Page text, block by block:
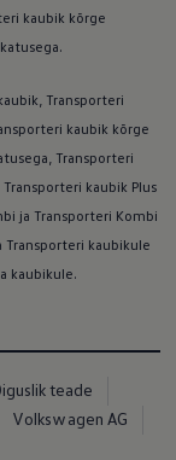
kaubik kõrge
Transporteri
kaubik kõrge
Transporteri
kaubik Plus
ja Transporteri Kombi
Transporteri kaubikule
kaubikule.
teade
Volkswagen AG